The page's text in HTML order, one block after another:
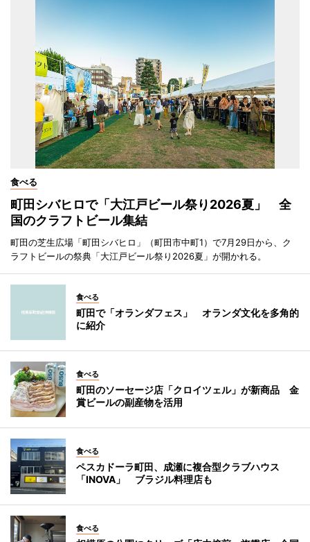
食べる
町田シバヒロで「大江戸ビール祭り2026夏」 全
国のクラフトビール集結
町田の芝生広場「町田シバヒロ」（町田市中町1）で7月29日から、ク
ラフトビールの祭典「大江戸ビール祭り2026夏」が開かれる。
食べる
町田で「オランダフェス」 オランダ文化を多角的
に紹介
食べる
町田のソーセージ店「クロイツェル」が新商品 金
賞ビールの副産物を活用
食べる
ペスカドーラ町田、成瀬に複合型クラブハウス
「INOVA」 ブラジル料理店も
食べる